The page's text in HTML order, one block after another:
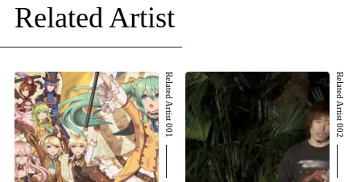
Related Artist
Related Artist 001 Related Artist 002